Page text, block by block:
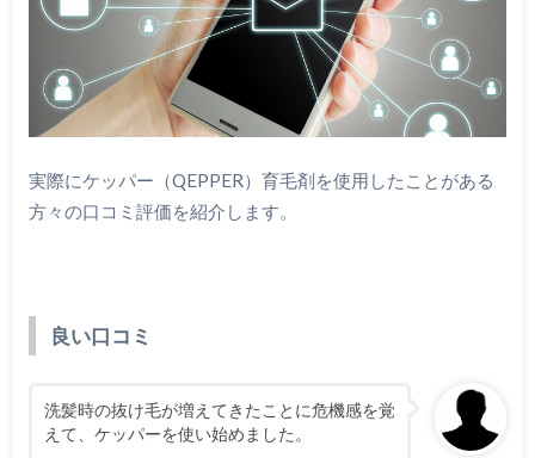
実際にケッパー（QEPPER）育毛剤を使用したことがある
方々の口コミ評価を紹介します。
良い口コミ
洗髪時の抜け毛が増えてきたことに危機感を覚
えて、ケッパーを使い始めました。